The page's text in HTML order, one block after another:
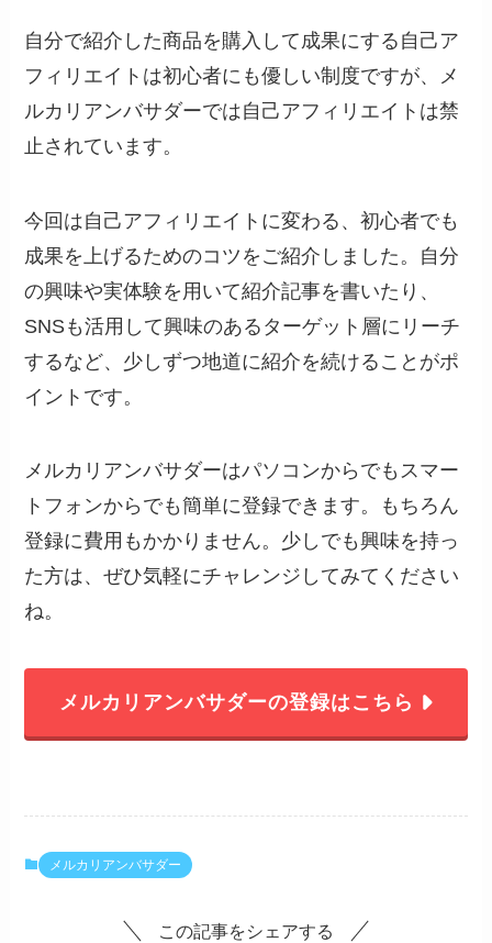
自分で紹介した商品を購入して成果にする自己ア
フィリエイトは初心者にも優しい制度ですが、メ
ルカリアンバサダーでは自己アフィリエイトは禁
止されています。
今回は自己アフィリエイトに変わる、初心者でも
成果を上げるためのコツをご紹介しました。自分
の興味や実体験を用いて紹介記事を書いたり、
SNSも活用して興味のあるターゲット層にリーチ
するなど、少しずつ地道に紹介を続けることがポ
イントです。
メルカリアンバサダーはパソコンからでもスマー
トフォンからでも簡単に登録できます。もちろん
登録に費用もかかりません。少しでも興味を持っ
た方は、ぜひ気軽にチャレンジしてみてください
ね。
メルカリアンバサダーの登録はこちら
メルカリアンバサダー
この記事をシェアする